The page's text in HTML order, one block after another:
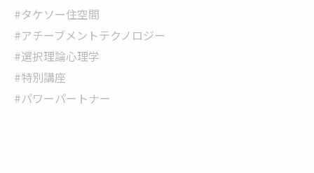
#タケソー住空間
#アチーブメントテクノロジー
#選択理論心理学
#特別講座
#パワーパートナー